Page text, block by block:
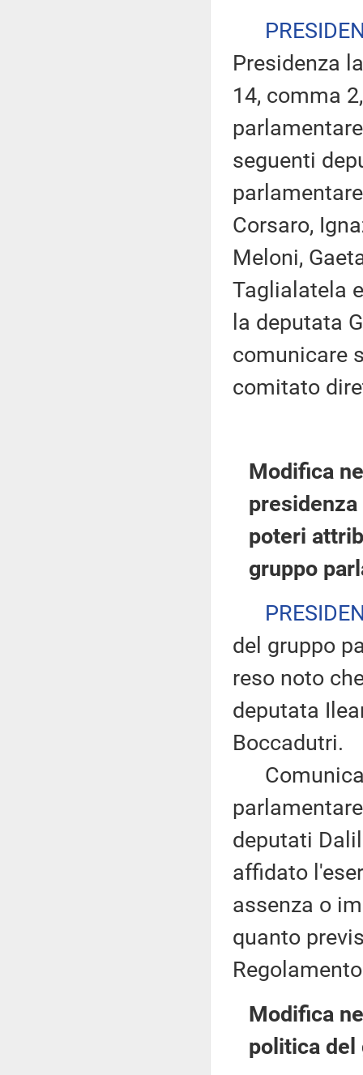
Presidenza
14, comma
seguenti
Corsaro,
Meloni,
Taglialatela
la deputata
comunicare
comitato
Modifica
poteri
gruppo
del gruppo
reso noto
deputata
Boccadutri.
Comunica
deputati
affidato
assenza o
quanto
Modifica
politica del